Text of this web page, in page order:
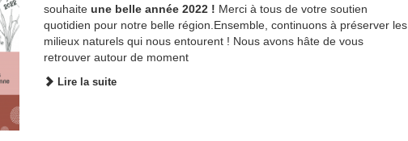
souhaiteune belle année 2022 ! Merci à tous de votre soutien
quotidien pour notre belle région.Ensemble, continuons à préserver les
milieux naturels qui nous entourent ! Nous avons hâte de vous
retrouver autour de moment
Lire la suite